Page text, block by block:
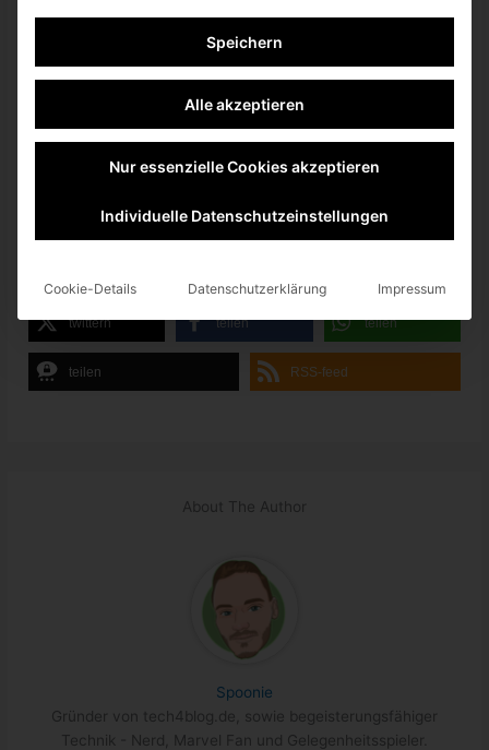
Schon ist das Wort (oder die Wörter)anklickbarund verweist
twittern teilen teilen
teilen RSS-feed
About The Author
Spoonie
Gründer von tech4blog.de, sowie begeisterungsfähiger
Technik - Nerd, Marvel Fan und Gelegenheitsspieler.
Speichern
Alle akzeptieren
Nur essenzielle Cookies akzeptieren
Individuelle Datenschutzeinstellungen
Cookie-Details Datenschutzerklärung Impressum